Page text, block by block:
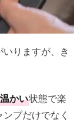
りますが、き
かい状態で楽
プだけでなく